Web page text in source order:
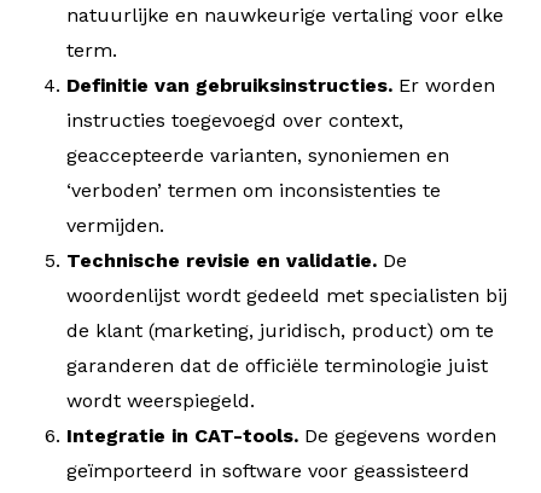
natuurlijke en nauwkeurige vertaling voor elke
term.
Definitie van gebruiksinstructies. Er worden
instructies toegevoegd over context,
geaccepteerde varianten, synoniemen en
‘verboden’ termen om inconsistenties te
vermijden.
Technische revisie en validatie. De
woordenlijst wordt gedeeld met specialisten bij
de klant (marketing, juridisch, product) om te
garanderen dat de officiële terminologie juist
wordt weerspiegeld.
Integratie in CAT-tools. De gegevens worden
geïmporteerd in software voor geassisteerd